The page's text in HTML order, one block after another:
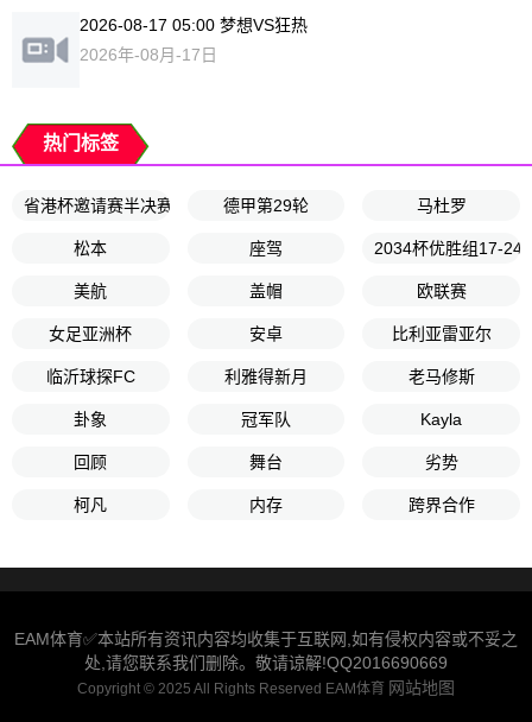
2026-08-17 05:00 梦想VS狂热
2026年-08月-17日
热门标签
省港杯邀请赛半决赛 德甲第29轮 马杜罗
松本 座驾 2034杯优胜组17-24
美航 盖帽 欧联赛
女足亚洲杯 安卓 比利亚雷亚尔
临沂球探FC 利雅得新月 老马修斯
卦象 冠军队 Kayla
回顾 舞台 劣势
柯凡 内存 跨界合作
EAM体育✅本站所有资讯内容均收集于互联网,如有侵权内容或不妥之
处,请您联系我们删除。敬请谅解!QQ2016690669
Copyright © 2025 All Rights Reserved EAM体育 网站地图